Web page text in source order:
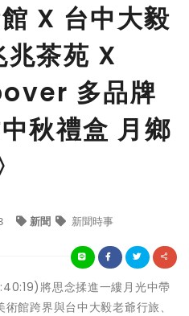
X 台中大毅
茶苑 X
多品牌
秋禮盒 月鄉
新聞 新聞時事
將思念揉進一縷月光中帶
館跨界與台中大毅老爺行旅、